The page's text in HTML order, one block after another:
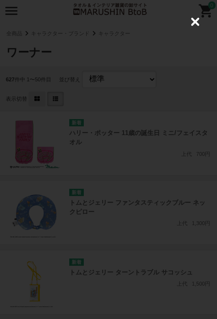
0
全商品 キャラクター・ブランド キャラクター
ワーナー
627件中 1〜50件目 並び替え
表示切替
ハリー・ポッター 11歳の誕生日 ミニ/フェイスタ
オル
上代 700円
トムとジェリー ファンタスティックブルー ネッ
クピロー
上代 1,300円
トムとジェリー ターントラブル サコッシュ
上代 1,500円
C